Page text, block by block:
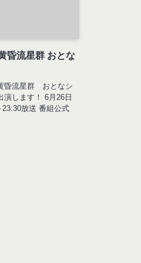
昏流星群 おとな
昏流星群 おとなシ
演します！ 6月26日
23:30放送 番組公式